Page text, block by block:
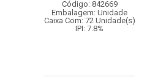
Código: 842669
Embalagem: Unidade
Caixa Com: 72 Unidade(s)
IPI: 7.8%